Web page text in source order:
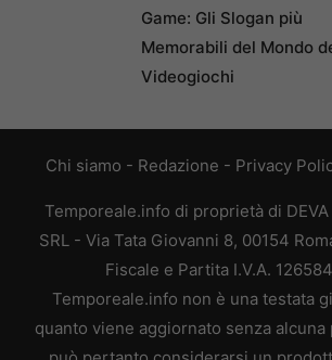
Game: Gli Slogan più
Memorabili del Mondo
Videogiochi
Chi siamo - Redazione - Privacy
Temporeale.info di proprietà di DEVA
SRL - Via Tata Giovanni 8, 00154
Fiscale e Partita I.V.A.
Temporeale.info non è una testata
quanto viene aggiornato senza